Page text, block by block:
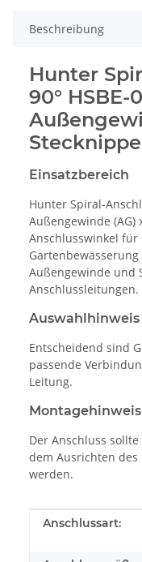
Beschreibung
Hunter
90° HSBE-
Einsatzbereich
Hunter Spiral-
Außengewinde
Anschlusswinkel
Außengewinde und
Anschlussleitungen.
Auswahlhinweis
Entscheidend sind
passende
Leitung.
Montagehinweis
Der Anschluss
dem Ausrichten
werden.
Wert
Anschlussart: